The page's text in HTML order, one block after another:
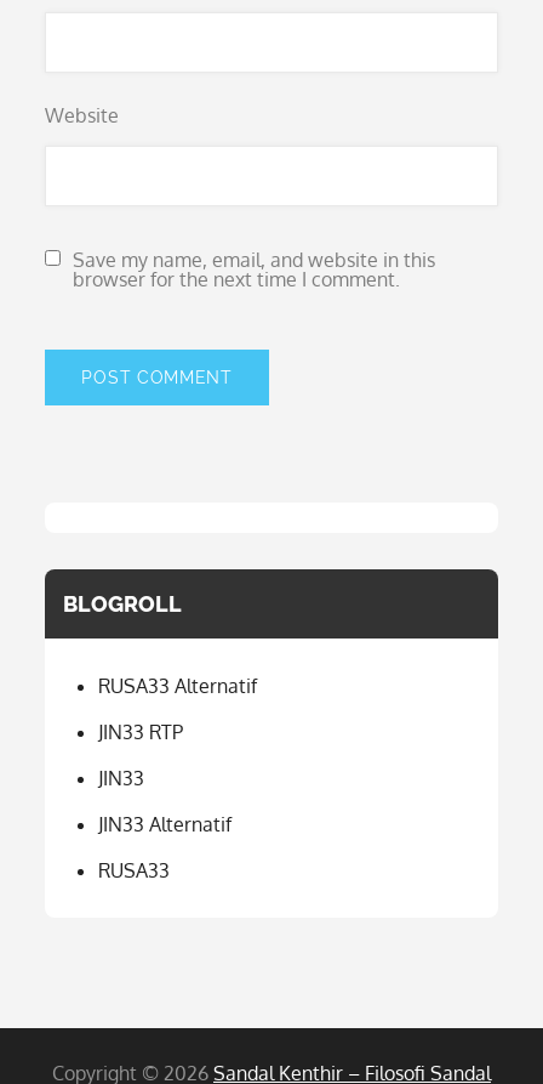
Website
Save my name, email, and website in this
browser for the next time I comment.
BLOGROLL
RUSA33 Alternatif
JIN33 RTP
JIN33
JIN33 Alternatif
RUSA33
Copyright © 2026 Sandal Kenthir – Filosofi Sandal